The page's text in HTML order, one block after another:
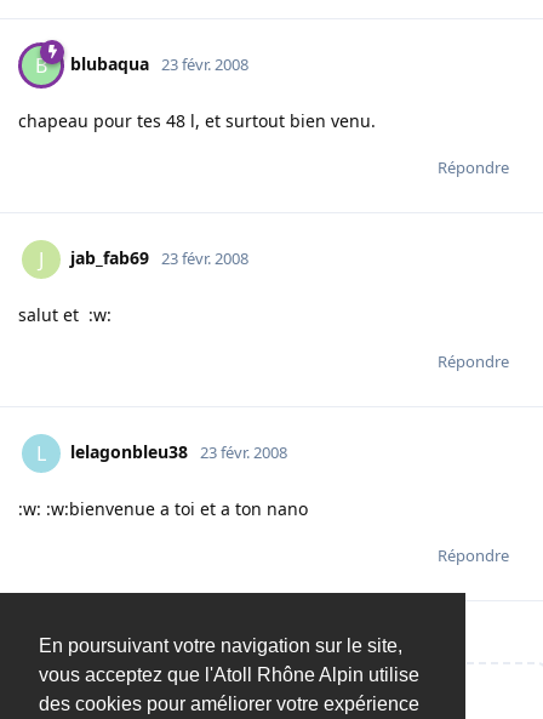
En poursuivant votre navigation sur le site,
vous acceptez que l'Atoll Rhône Alpin utilise
des cookies pour améliorer votre expérience
B blubaqua 23 févr. 2008
chapeau pour tes 48 l, et surtout bien venu.
Répondre
J jab_fab69 23 févr. 2008
salut et :w:
Répondre
L lelagonbleu38 23 févr. 2008
:w: :w:bienvenue a toi et a ton nano
Répondre
Répondre…